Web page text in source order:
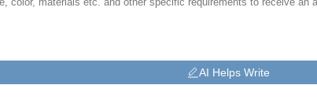
AI Helps Write